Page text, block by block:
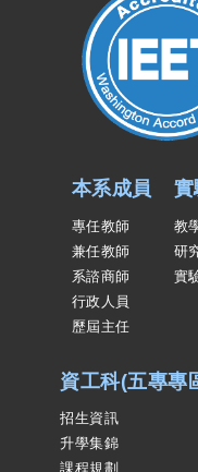
本系成員
專任教師
兼任教師
系諮商師
行政人員
歷屆主任
實
教
研
實
資工科(五專專
招生資訊
升學集錦
課程規劃